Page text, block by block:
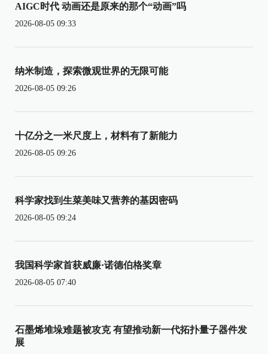
AIGC时代 动画还是原来的那个“动画”吗
2026-08-05 09:33
纳米制造，探索微观世界的无限可能
2026-08-05 09:26
十亿分之一米尺度上，材料有了新能力
2026-08-05 09:26
科学家找到生菜美味又营养的基因密码
2026-08-05 09:24
我国科学家首获威廉·诺德伯格奖章
2026-08-05 07:40
石墨烯堆垛难题被攻克 有望推动新一代拓扑量子器件发
展